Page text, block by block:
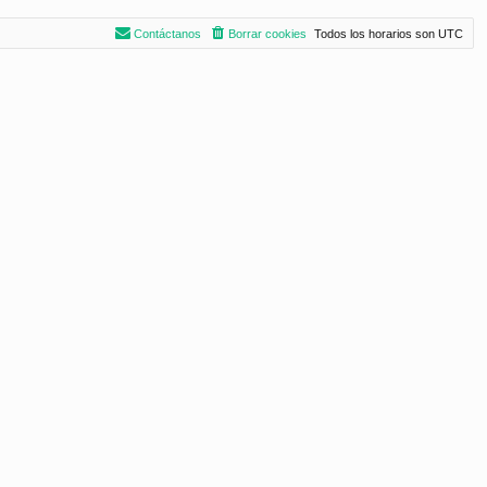
Todos los horarios son UTC
Borrar cookies
Contáctanos